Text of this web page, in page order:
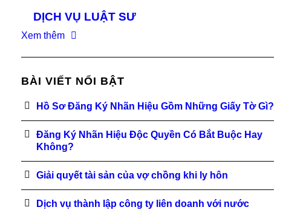
DỊCH VỤ LUẬT SƯ
Xem thêm
BÀI VIẾT NỔI BẬT
Hồ Sơ Đăng Ký Nhãn Hiệu Gồm Những Giấy Tờ Gì?
Đăng Ký Nhãn Hiệu Độc Quyền Có Bắt Buộc Hay
Không?
Giải quyết tài sản của vợ chồng khi ly hôn
Dịch vụ thành lập công ty liên doanh với nước